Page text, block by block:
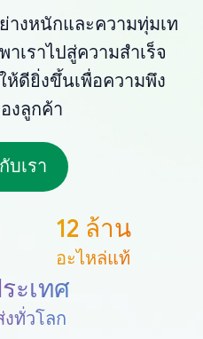
างหนักและความทุ่มเท
เราไปสู่ความสำเร็จ
ห้ดียิ่งขึ้นเพื่อความพึง
งลูกค้า
บเรา
12 ล้าน
อะไหล่แท้
ะเทศ
ทั่วโลก